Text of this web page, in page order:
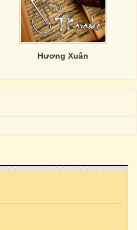
Hương Xuân